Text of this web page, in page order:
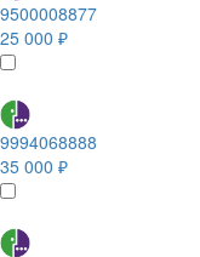
9500008877
25 000 ₽
9994068888
35 000 ₽